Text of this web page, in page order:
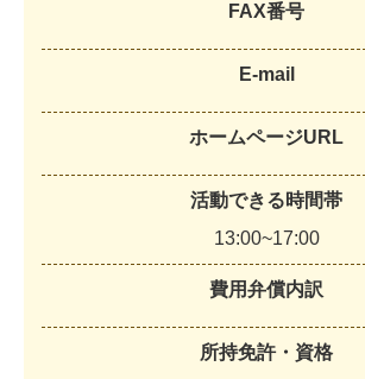
FAX番号
E-mail
ホームページURL
活動できる時間帯
13:00~17:00
費用弁償内訳
所持免許・資格